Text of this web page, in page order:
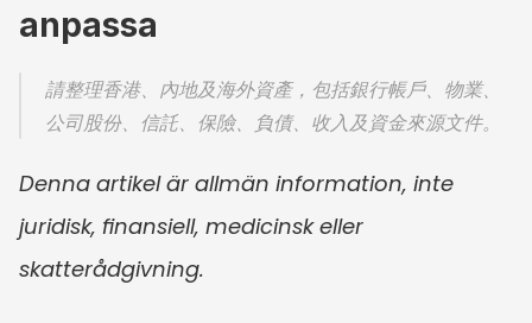
anpassa
請整理香港、內地及海外資產，包括銀行帳戶、物業、
公司股份、信託、保險、負債、收入及資金來源文件。
Denna artikel är allmän information, inte
juridisk, finansiell, medicinsk eller
skatterådgivning.